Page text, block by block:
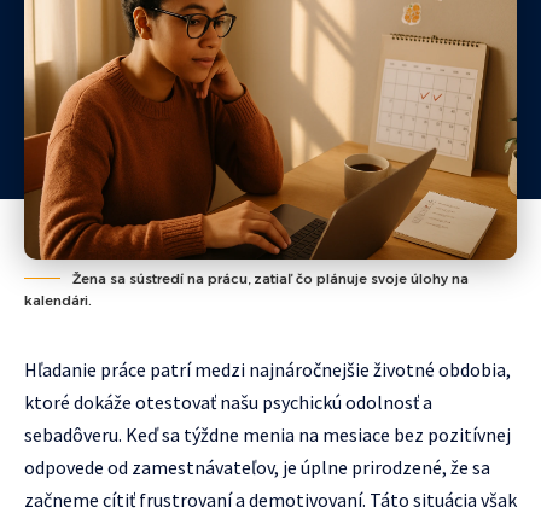
Žena sa sústredí na prácu, zatiaľ čo plánuje svoje úlohy na
kalendári.
Hľadanie práce patrí medzi najnáročnejšie životné obdobia,
ktoré dokáže otestovať našu psychickú odolnosť a
sebadôveru. Keď sa týždne menia na mesiace bez pozitívnej
odpovede od zamestnávateľov, je úplne prirodzené, že sa
začneme cítiť frustrovaní a demotivovaní. Táto situácia však